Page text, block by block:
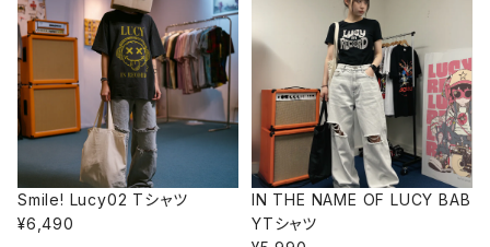
Smile! Lucy02 Tシャツ
¥6,490
IN THE NAME OF LUCY BAB
YTシャツ